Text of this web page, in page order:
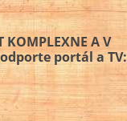
KOMPLEXNE A V
portál a TV: